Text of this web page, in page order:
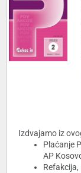
Izdvajamo iz
Plaćanje
AP